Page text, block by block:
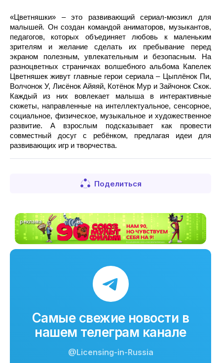
«Цветняшки» – это развивающий сериал-мюзикл для
малышей. Он создан командой аниматоров, музыкантов,
педагогов, которых объединяет любовь к маленьким
зрителям и желание сделать их пребывание перед
экраном полезным, увлекательным и безопасным. На
разноцветных страничках волшебного альбома Капелек
Цветняшек живут главные герои сериала – Цыплёнок Пи,
Волчонок У, Лисёнок Айяяй, Котёнок Мур и Зайчонок Скок.
Каждый из них вовлекает малыша в интерактивные
сюжеты, направленные на интеллектуальное, сенсорное,
социальное, физическое, музыкальное и художественное
развитие. А взрослым подсказывает как провести
совместный досуг с ребёнком, предлагая идеи для
развивающих игр и творчества.
Поделиться
реклама
Самые свежие новости в
нашем телеграм канале
@Licensing-in-Russia